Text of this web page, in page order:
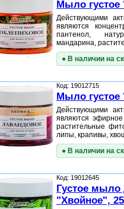
Мыло густое
Действующими
являются
пантенол,
мандарина,
● В наличии на
Код: 19012715
Мыло густое
Действующими
являются
растительные
липы, крапивы,
● В наличии на
Код: 19012645
Густое мыло
"Хвойное",